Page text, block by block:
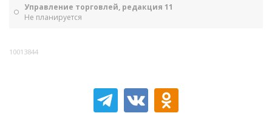
Управление торговлей, редакция 11
Не планируется
10013844